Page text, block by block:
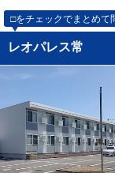
□をチェックでまとめて
レオパレス常